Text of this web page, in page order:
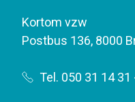
Kortom vzw
Postbus 136, 8000
Tel. 050 31 14 31